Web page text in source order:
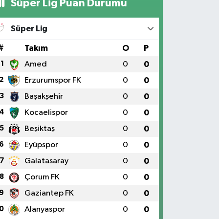
Süper Lig Puan Durumu
Süper Lig
Takım O P
1 Amed 0 0
Erzurumspor FK 0 0
3 Başakşehir 0 0
Kocaelispor 0 0
5 Beşiktaş 0 0
Eyüpspor 0 0
7 Galatasaray 0 0
8 Çorum FK 0 0
Gaziantep FK 0 0
Alanyaspor 0 0